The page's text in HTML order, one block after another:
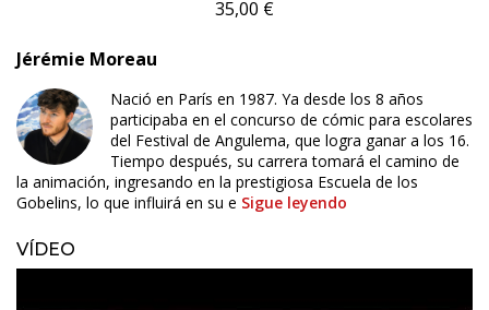
35,00 €
Jérémie Moreau
Nació en París en 1987. Ya desde los 8 años
participaba en el concurso de cómic para escolares
del Festival de Angulema, que logra ganar a los 16.
Tiempo después, su carrera tomará el camino de
la animación, ingresando en la prestigiosa Escuela de los
Gobelins, lo que influirá en su e Sigue leyendo
VÍDEO